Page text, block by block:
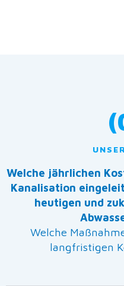
Welche jährlichen
Kanalisation
heutigen und
Welche
langfristigen